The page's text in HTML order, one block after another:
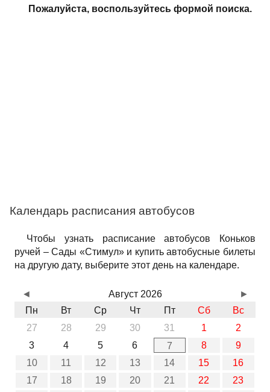
Пожалуйста, воспользуйтесь формой поиска.
Календарь расписания автобусов
Чтобы узнать расписание автобусов Коньков
ручей – Сады «Стимул» и купить автобусные билеты
на другую дату, выберите этот день на календаре.
Август 2026
Пн
Вт Ср Чт Пт Сб
Вс
27
28 29 30 31 1
2
3
4 5 6 7 8
9
10
11 12 13 14 15
16
17
18 19 20 21 22
23
◄ ►